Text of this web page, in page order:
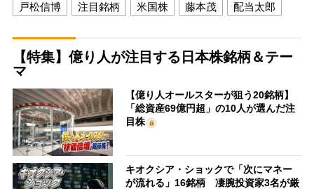
戸松信博
注目銘柄 米国株 藤本茂 配当太郎
【特集】億り人が注目する日本株銘柄＆テー
マ
【億り人オールスターが狙う20銘柄】
「総資産69億円超」の10人が選んだ注
目株
キオクシア・ショックで「次にマネー
が流れる」16銘柄 凄腕投資家3名が厳